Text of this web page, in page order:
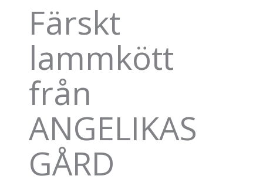
Färskt
lammkött
från
ANGELIKAS
GÅRD